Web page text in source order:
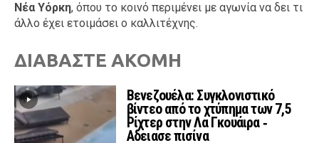
Νέα Υόρκη, όπου το κοινό περιμένει με αγωνία να δει τι
άλλο έχει ετοιμάσει ο καλλιτέχνης.
ΔΙΑΒΑΣΤΕ ΑΚΟΜΗ
Βενεζουέλα: Συγκλονιστικό
βίντεο από το χτύπημα των 7,5
Ρίχτερ στην Λα Γκουάιρα ‑
Αδειασε πισίνα